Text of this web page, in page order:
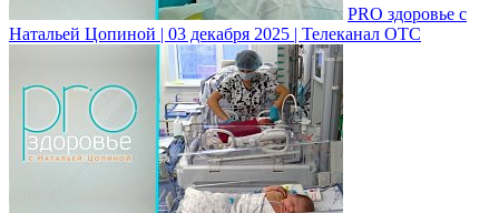
PRO здоровье с
Натальей Цопиной | 03 декабря 2025 | Телеканал ОТС